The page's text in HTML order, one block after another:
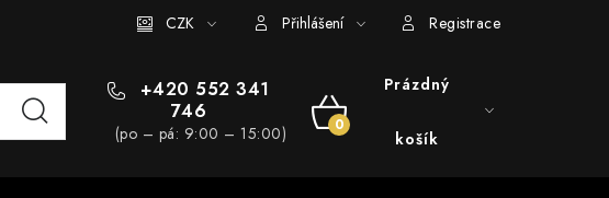
UPGRADE a servis Hodnocení obchodu
CZK Přihlášení Registrace
+420 552 341
746
(po – pá: 9:00 – 15:00)
NÁKUPNÍ
Prázdný
košík